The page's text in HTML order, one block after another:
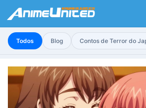
Todos Blog Contos de Terror do